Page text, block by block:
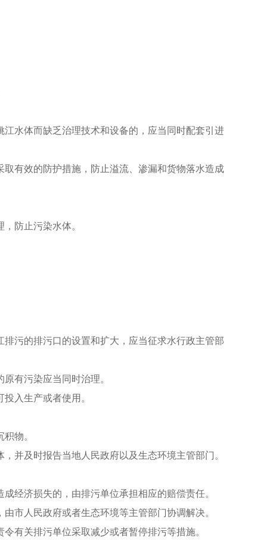
水体而缺乏治理技术和设备的，应当同时配套引进
有效的防护措施，防止溢流、渗漏和货物落水造成
防止污染水体。
污的排污口的设置和扩大，应当征求水行政主管部
有污染应当同时治理。
入生产或者使用。
物。
并及时报告当地人民政府以及生态环境主管部门。
经济损失的，由排污单位承担相应的赔偿责任。
市人民政府或者生态环境等主管部门协调解决。
有关排污单位采取减少或者暂停排污等措施。